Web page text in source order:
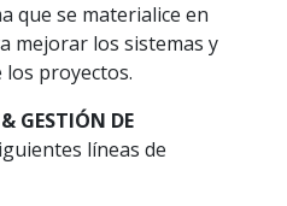
que se materialice en
mejorar los sistemas y
los proyectos.
GESTIÓN DE
líneas de